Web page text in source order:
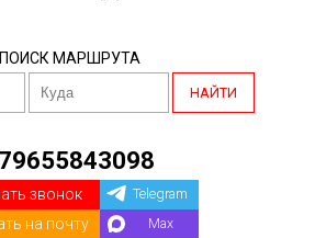
ПОИСК МАРШРУТА
НАЙТИ
звонок
на почту
Telegram
Max